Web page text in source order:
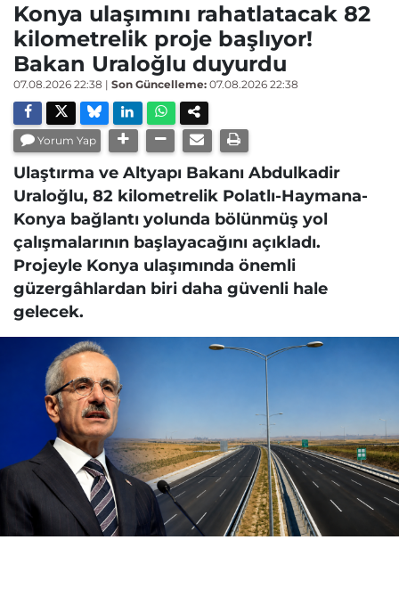
Konya ulaşımını rahatlatacak 82
kilometrelik proje başlıyor!
Bakan Uraloğlu duyurdu
07.08.2026 22:38 | Son Güncelleme: 07.08.2026 22:38
Yorum Yap
Ulaştırma ve Altyapı Bakanı Abdulkadir
Uraloğlu, 82 kilometrelik Polatlı-Haymana-
Konya bağlantı yolunda bölünmüş yol
çalışmalarının başlayacağını açıkladı.
Projeyle Konya ulaşımında önemli
güzergâhlardan biri daha güvenli hale
gelecek.